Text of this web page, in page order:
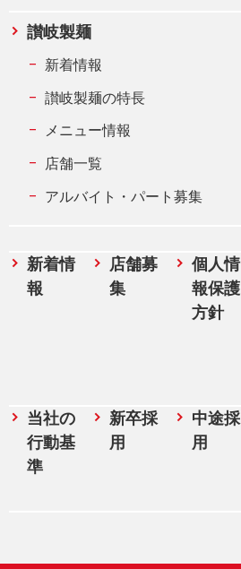
讃岐製麺
新着情報
讃岐製麺の特長
メニュー情報
店舗一覧
アルバイト・パート募集
新着情
報
店舗募
集
個人情
報保護
方針
当社の
行動基
準
新卒採
用
中途採
用